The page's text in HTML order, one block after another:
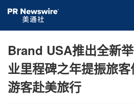
Brand USA推出全新
业里程碑之年提振旅
游客赴美旅行